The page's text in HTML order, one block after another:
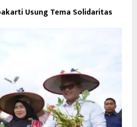
Usung Tema Solidaritas